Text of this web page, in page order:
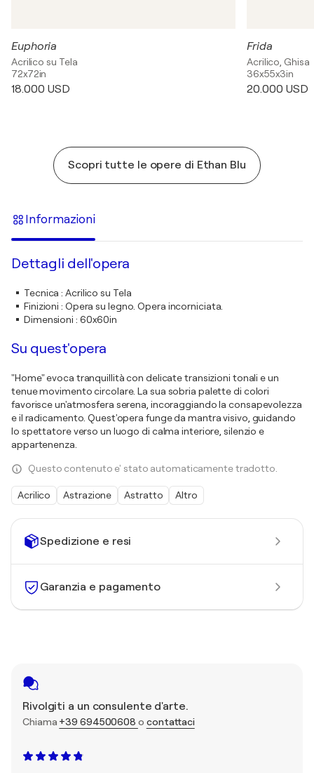
Spedizione e resi
Garanzia e pagamento
Rivolgiti a un consulente d'arte.
Chiama +39 694500608 o contattaci
Euphoria
Acrilico su Tela
72x72in
18.000 USD
Frida
Acrilico, Ghisa
36x55x3in
20.000 USD
Scopri tutte le opere di Ethan Blu
Informazioni
Dettagli dell'opera
Tecnica :Acrilico su Tela
Finizioni : Opera su legno. Opera incorniciata.
Dimensioni : 60x60in
Su quest'opera
"Home" evoca tranquillità con delicate transizioni tonali e un
tenue movimento circolare. La sua sobria palette di colori
favorisce un'atmosfera serena, incoraggiando la consapevolezza
e il radicamento. Quest'opera funge da mantra visivo, guidando
lo spettatore verso un luogo di calma interiore, silenzio e
appartenenza.
Questo contenuto e' stato automaticamente tradotto.
Acrilico Astrazione Astratto Altro